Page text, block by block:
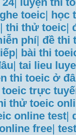
toeic| học
| thi thử toeic|
phí| đề thi
| bài thi
| tai lieu
thi toeic ở
trực
thử toeic
online test|
free|